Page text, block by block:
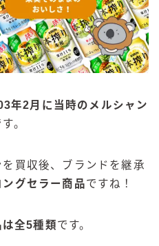
年2月に当時のメルシャン
。
買収後、ブランドを継承
ングセラー商品ですね！
は全5種類です。